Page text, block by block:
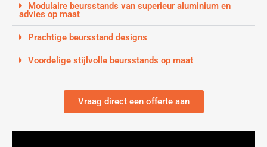
Modulaire beursstands van superieur aluminium en
advies op maat
Prachtige beursstand designs
Voordelige stijlvolle beursstands op maat
Vraag direct een offerte aan